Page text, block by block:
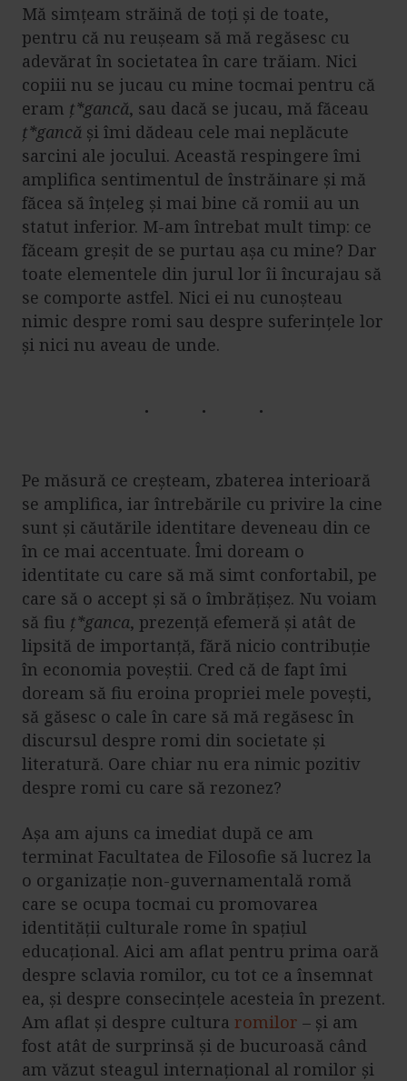
Mă simțeam străină de toți și de toate,
pentru că nu reușeam să mă regăsesc cu
adevărat în societatea în care trăiam. Nici
copiii nu se jucau cu mine tocmai pentru că
eram ț*gancă, sau dacă se jucau, mă făceau
ț*gancă și îmi dădeau cele mai neplăcute
sarcini ale jocului. Această respingere îmi
amplifica sentimentul de înstrăinare și mă
făcea să înțeleg și mai bine că romii au un
statut inferior. M-am întrebat mult timp: ce
făceam greșit de se purtau așa cu mine? Dar
toate elementele din jurul lor îi încurajau să
se comporte astfel. Nici ei nu cunoșteau
nimic despre romi sau despre suferințele lor
și nici nu aveau de unde.
Pe măsură ce creșteam, zbaterea interioară
se amplifica, iar întrebările cu privire la cine
sunt și căutările identitare deveneau din ce
în ce mai accentuate. Îmi doream o
identitate cu care să mă simt confortabil, pe
care să o accept și să o îmbrățișez. Nu voiam
să fiu ț*ganca, prezență efemeră și atât de
lipsită de importanță, fără nicio contribuție
în economia poveștii. Cred că de fapt îmi
doream să fiu eroina propriei mele povești,
să găsesc o cale în care să mă regăsesc în
discursul despre romi din societate și
literatură. Oare chiar nu era nimic pozitiv
despre romi cu care să rezonez?
Așa am ajuns ca imediat după ce am
terminat Facultatea de Filosofie să lucrez la
o organizație non-guvernamentală romă
care se ocupa tocmai cu promovarea
identității culturale rome în spațiul
educațional. Aici am aflat pentru prima oară
despre sclavia romilor, cu tot ce a însemnat
ea, și despre consecințele acesteia în prezent.
Am aflat și despre cultura romilor – și am
fost atât de surprinsă și de bucuroasă când
am văzut steagul internațional al romilor și